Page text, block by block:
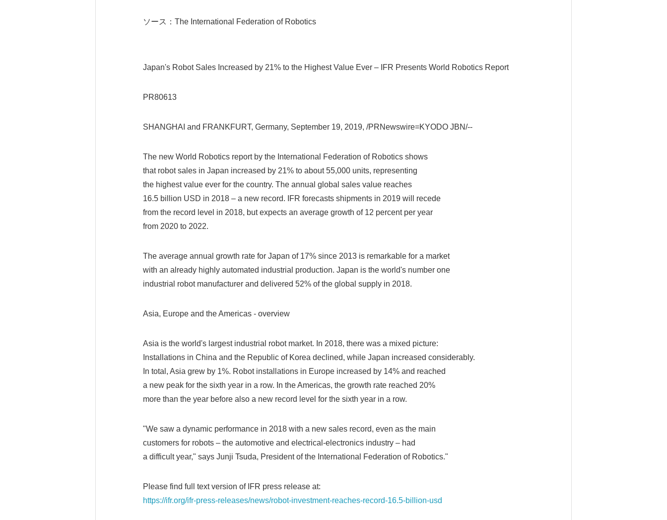
ソース：The International Federation of Robotics
Japan's Robot Sales Increased by 21% to the Highest Value Ever – IFR Presents World Robotics Report
PR80613
SHANGHAI and FRANKFURT, Germany, September 19, 2019, /PRNewswire=KYODO JBN/--
The new World Robotics report by the International Federation of Robotics shows
that robot sales in Japan increased by 21% to about 55,000 units, representing
the highest value ever for the country. The annual global sales value reaches
16.5 billion USD in 2018 – a new record. IFR forecasts shipments in 2019 will recede
from the record level in 2018, but expects an average growth of 12 percent per year
from 2020 to 2022.
The average annual growth rate for Japan of 17% since 2013 is remarkable for a market
with an already highly automated industrial production. Japan is the world's number one
industrial robot manufacturer and delivered 52% of the global supply in 2018.
Asia, Europe and the Americas - overview
Asia is the world's largest industrial robot market. In 2018, there was a mixed picture:
Installations in China and the Republic of Korea declined, while Japan increased considerably.
In total, Asia grew by 1%. Robot installations in Europe increased by 14% and reached
a new peak for the sixth year in a row. In the Americas, the growth rate reached 20%
more than the year before also a new record level for the sixth year in a row.
"We saw a dynamic performance in 2018 with a new sales record, even as the main
customers for robots – the automotive and electrical-electronics industry – had
a difficult year," says Junji Tsuda, President of the International Federation of Robotics."
Please find full text version of IFR press release at:
https://ifr.org/ifr-press-releases/news/robot-investment-reaches-record-16.5-billion-usd
Japanese
English